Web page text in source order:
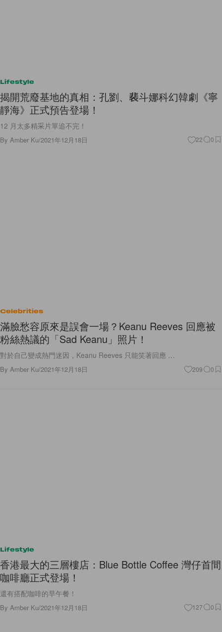
Lifestyle
揭開荒廢基地的真相：孔劉、裴斗娜科幻韓劇《寧
靜海》正式預告登場！
12 月太多精采片單追不完！
By Amber Ku/2021年12月18日 22 0
Celebrities
滿臉愁容原來是誤會一場？Keanu Reeves 回應被
粉絲熱議的「Sad Keanu」照片！
對於自己變成熱門迷因，Keanu Reeves 只能笑著回應 …
By Amber Ku/2021年12月18日 209 0
Lifestyle
香港最大的三層樓店：Blue Bottle Coffee 灣仔首間
咖啡廳正式登場！
還有搭配咖啡的早午餐！
By Amber Ku/2021年12月18日 127 0